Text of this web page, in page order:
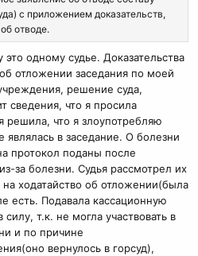
с приложением доказательств,
отводе.
одному судье. Доказательства
отложении заседания по моей
решение суда,
сведения, что я просила
решила, что я злоупотребляю
являлась в заседание. О болезни
протокол поданы после
за болезни. Судья рассмотрел их
ходатайство об отложении(была
есть. Подавала кассационную
т.к. не могла участвовать в
и по причине
вернулось в горсуд),